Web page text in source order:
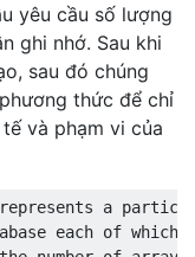
yêu cầu số lượng
ghi nhớ. Sau khi
sau đó chúng
phương thức để chỉ
và phạm vi của
a
each of